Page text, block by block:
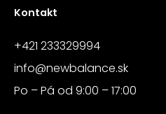
Kontakt
+421 233329994
info@newbalance.sk
Po – Pá od 9:00 – 17:00